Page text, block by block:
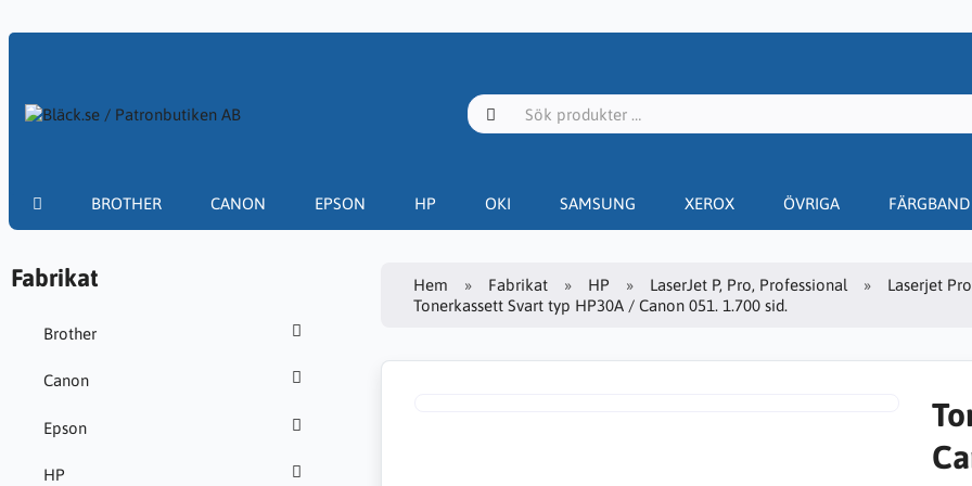
BROTHER CANON EPSON HP OKI SAMSUNG XEROX ÖVRIGA FÄRGBAND
Fabrikat
Brother
Canon
Epson
HP
Hem Fabrikat HP LaserJet P, Pro, Professional
Laserjet
Tonerkassett Svart typ HP30A / Canon 051. 1.700 sid.